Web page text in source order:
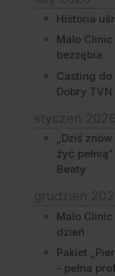
Historia
Malo
bezzębia
Casting
Dobry
„Dziś
żyć
Beaty
Malo
dzień
Pakiet
- pełna